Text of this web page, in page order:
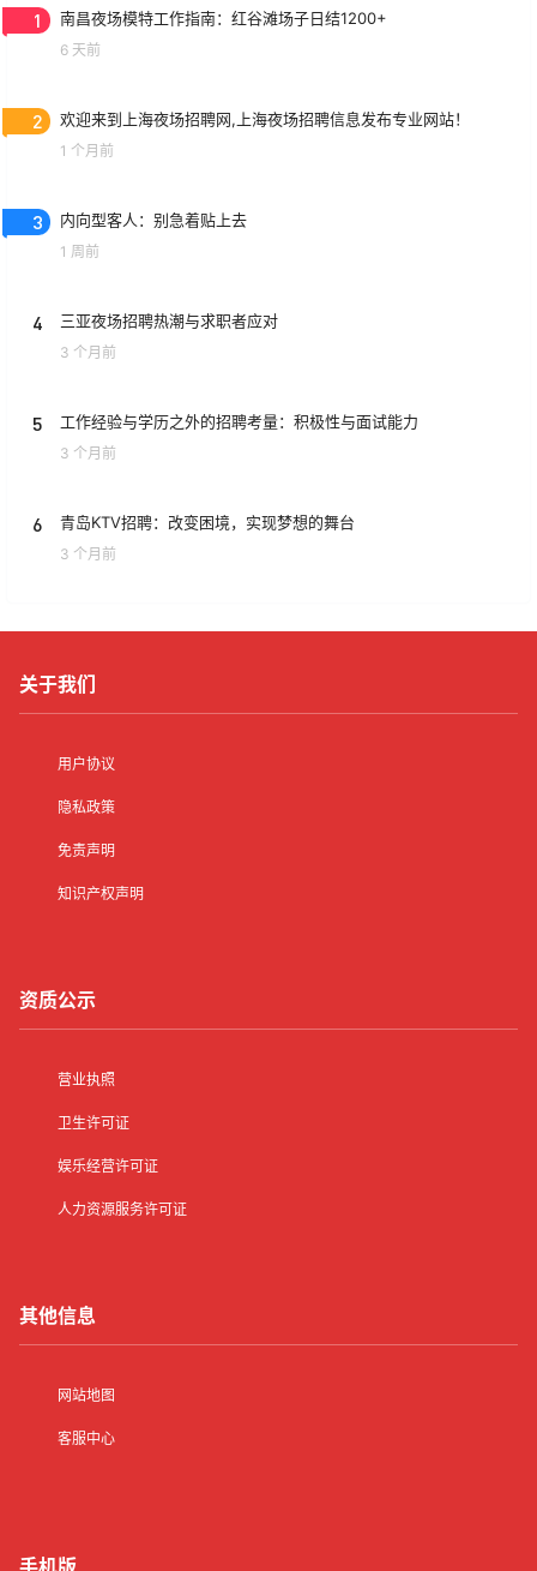
1 南昌夜场模特工作指南：红谷滩场子日结1200+
6 天前
2 欢迎来到上海夜场招聘网,上海夜场招聘信息发布专业网站！
1 个月前
3 内向型客人：别急着贴上去
1 周前
4 三亚夜场招聘热潮与求职者应对
3 个月前
5 工作经验与学历之外的招聘考量：积极性与面试能力
3 个月前
6 青岛KTV招聘：改变困境，实现梦想的舞台
3 个月前
关于我们
用户协议
隐私政策
免责声明
知识产权声明
资质公示
营业执照
卫生许可证
娱乐经营许可证
人力资源服务许可证
其他信息
网站地图
客服中心
手机版